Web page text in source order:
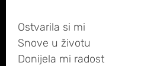
Ostvarila si mi
Snove u životu
Donijela mi radost